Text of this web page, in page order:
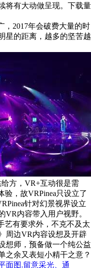
将有大动做呈现。下载量
2017年会破费大量的时
星的距离，越多的坚苦越
方，VR+互动很是需
，故VRPinea只设立了
针对幻景视界设立
VR内容带入用户视野。
艺有要求外，不克不及太
周边VR内容设想及开辟
想师，预备做一个纯公益
之余又表短小精干之意？
面图.留意采光、通